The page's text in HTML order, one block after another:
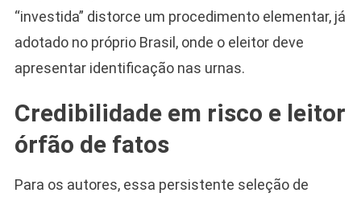
“investida” distorce um procedimento elementar, já
adotado no próprio Brasil, onde o eleitor deve
apresentar identificação nas urnas.
Credibilidade em risco e leitor
órfão de fatos
Para os autores, essa persistente seleção de
Camiseta Camisa